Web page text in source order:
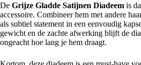
De Grijze Gladde Satijnen Diadeem is
accessoire. Combineer hem met andere
als subtiel statement in een eenvoudig
gewicht en de zachte afwerking blijft de
ongeacht hoe lang je hem draagt.